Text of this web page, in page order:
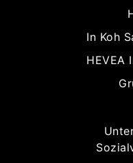
In Koh
HEVEA